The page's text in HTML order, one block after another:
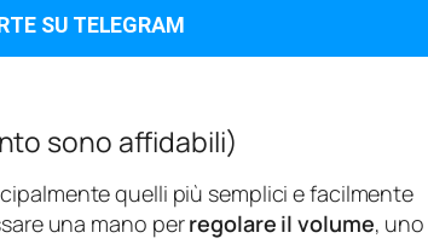
SU TELEGRAM
sono affidabili)
quelli più semplici e facilmente
una mano perregolare il volume, uno